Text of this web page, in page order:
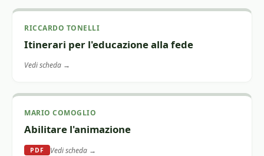
RICCARDO TONELLI
Itinerari per l'educazione alla fede
Vedi scheda →
MARIO COMOGLIO
Abilitare l'animazione
PDF Vedi scheda →